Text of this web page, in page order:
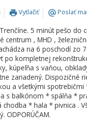
Dom
Vila
Chalupa
printVytlačiť alternate_emailPoslať
5 minút pešo do
centrum , MHD ,
na 6 poschodí zo
po kompletnej
kúpeľňa s vaňou,
zariadený. Dispozičné
a všetkými spotrebičmi
s balkónom * spálňa *
* hala * pivnica .
ODPORÚČAM.